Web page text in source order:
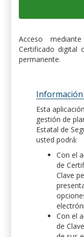
Acceso
Certificado digital
permanente.
Esta
gestión de
Estatal de
usted podrá:
Con el
de
Clave
Con el
de